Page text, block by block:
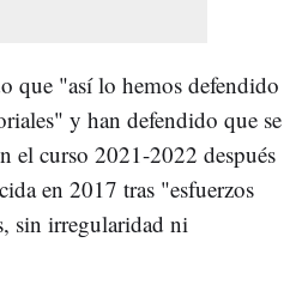
que "así lo hemos defendido
y han defendido que se
el curso 2021-2022 después
en 2017 tras "esfuerzos
sin irregularidad ni